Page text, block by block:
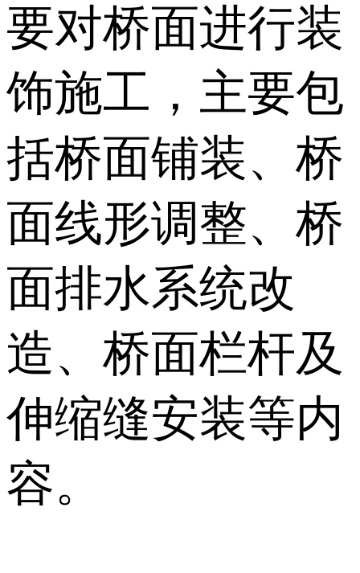
要对桥面进行装
饰施工，主要包
括桥面铺装、桥
面线形调整、桥
面排水系统改
造、桥面栏杆及
伸缩缝安装等内
容。